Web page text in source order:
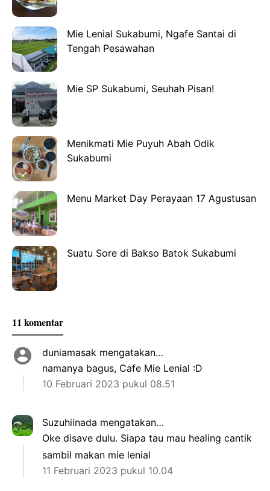
Mie Lenial Sukabumi, Ngafe Santai di
Tengah Pesawahan
Mie SP Sukabumi, Seuhah Pisan!
Menikmati Mie Puyuh Abah Odik
Sukabumi
Menu Market Day Perayaan 17 Agustusan
Suatu Sore di Bakso Batok Sukabumi
11 komentar
duniamasak mengatakan…
namanya bagus, Cafe Mie Lenial :D
10 Februari 2023 pukul 08.51
Suzuhiinada mengatakan…
Oke disave dulu. Siapa tau mau healing cantik
sambil makan mie lenial
11 Februari 2023 pukul 10.04